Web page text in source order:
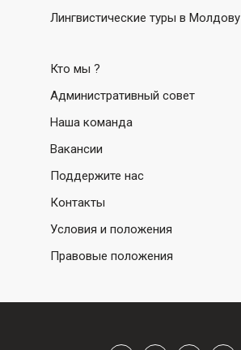
Лингвистические туры в Молдову
Кто мы ?
Административный совет
Наша команда
Вакансии
Поддержите нас
Контакты
Условия и положения
Правовые положения